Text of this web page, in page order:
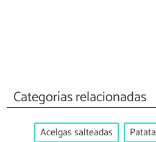
Categorías relacionadas
Acelgas salteadas
Patata